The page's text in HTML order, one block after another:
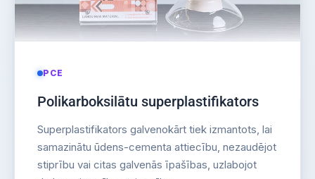
PCE
Polikarboksilātu superplastifikators
Superplastifikators galvenokārt tiek izmantots, lai
samazinātu ūdens-cementa attiecību, nezaudējot
stiprību vai citas galvenās īpašības, uzlabojot